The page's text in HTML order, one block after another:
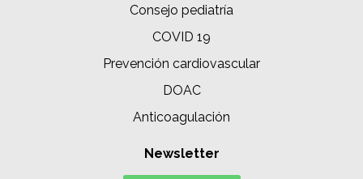
Consejo pediatría
COVID 19
Prevención cardiovascular
DOAC
Anticoagulación
Newsletter